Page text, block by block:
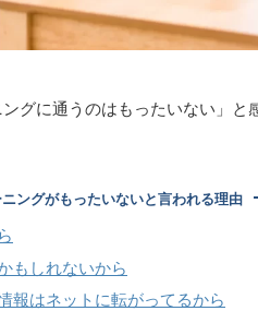
ングに通うのはもったいない」
ングがもったいないと言われる理由
もしれないから
報はネットに転がってるから